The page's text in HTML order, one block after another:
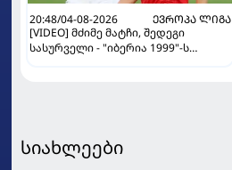
20:48/04-08-2026
ᲔᲕᲠᲝᲞᲐ ᲚᲘᲒᲐ
[VIDEO] მძიმე მატჩი, შედეგი
სასურველი - "იბერია 1999"-ს
სიახლეები